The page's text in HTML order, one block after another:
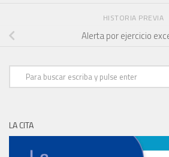
HISTORIA PREVIA
Alerta por ejercicio
LA CITA